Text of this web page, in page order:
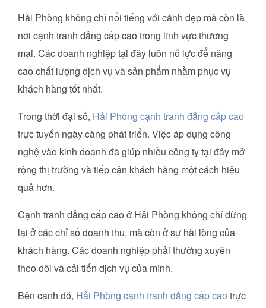
Hải Phòng không chỉ nổi tiếng với cảnh đẹp mà còn là
nơi cạnh tranh đẳng cấp cao trong lĩnh vực thương
mại. Các doanh nghiệp tại đây luôn nỗ lực để nâng
cao chất lượng dịch vụ và sản phẩm nhằm phục vụ
khách hàng tốt nhất.
Trong thời đại số, Hải Phòng cạnh tranh đẳng cấp cao
trực tuyến ngày càng phát triển. Việc áp dụng công
nghệ vào kinh doanh đã giúp nhiều công ty tại đây mở
rộng thị trường và tiếp cận khách hàng một cách hiệu
quả hơn.
Cạnh tranh đẳng cấp cao ở Hải Phòng không chỉ dừng
lại ở các chỉ số doanh thu, mà còn ở sự hài lòng của
khách hàng. Các doanh nghiệp phải thường xuyên
theo dõi và cải tiến dịch vụ của mình.
Bên cạnh đó, Hải Phòng cạnh tranh đẳng cấp cao trực